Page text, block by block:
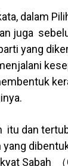
dalam
juga
yang
itu dan
yang
Sabah